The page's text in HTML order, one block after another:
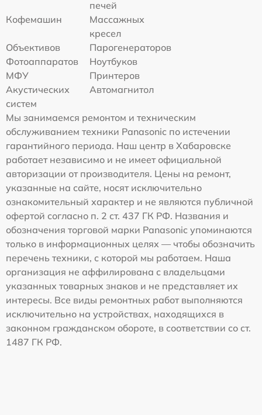
печей
Кофемашин
Массажных
кресел
Объективов
Парогенераторов
Фотоаппаратов
Ноутбуков
МФУ
Принтеров
Акустических
систем
Автомагнитол
Мы занимаемся ремонтом и техническим
обслуживанием техники Panasonic по истечении
гарантийного периода. Наш центр в Хабаровске
работает независимо и не имеет официальной
авторизации от производителя. Цены на ремонт,
указанные на сайте, носят исключительно
ознакомительный характер и не являются публичной
офертой согласно п. 2 ст. 437 ГК РФ. Названия и
обозначения торговой марки Panasonic упоминаются
только в информационных целях — чтобы обозначить
перечень техники, с которой мы работаем. Наша
организация не аффилирована с владельцами
указанных товарных знаков и не представляет их
интересы. Все виды ремонтных работ выполняются
исключительно на устройствах, находящихся в
законном гражданском обороте, в соответствии со ст.
1487 ГК РФ.